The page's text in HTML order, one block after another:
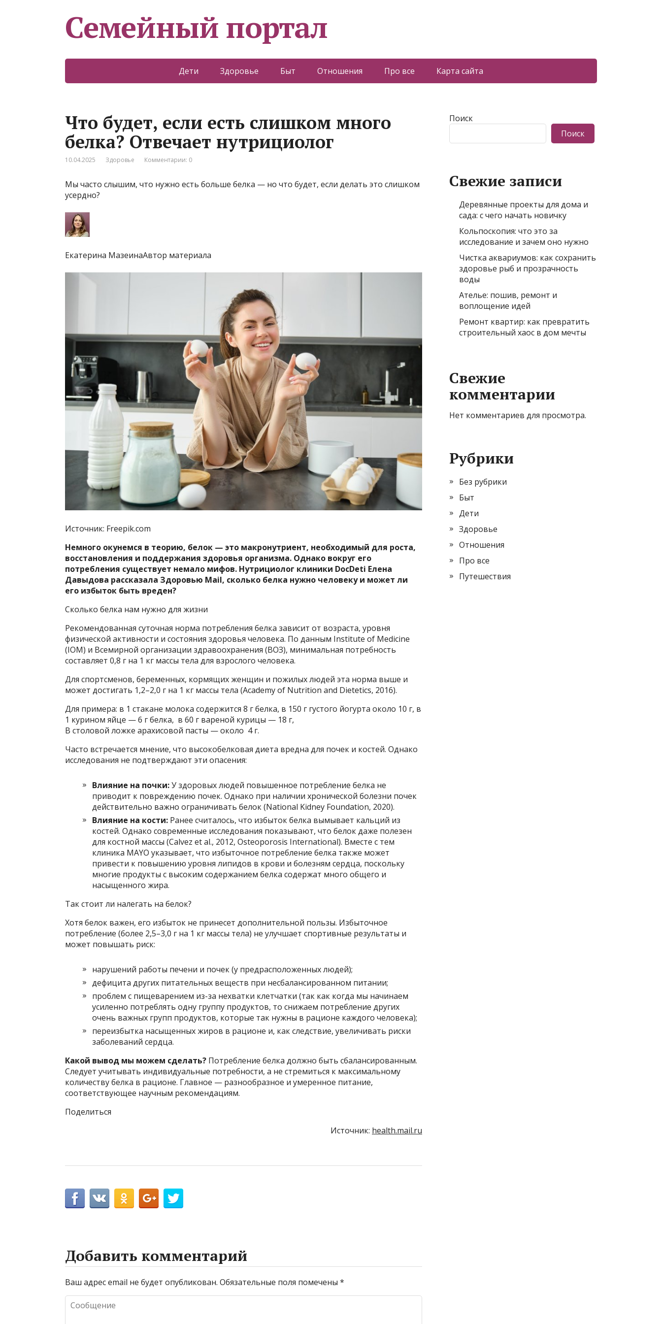
Семейный портал
Дети Здоровье Быт Отношения Про все Карта сайта
Что будет, если есть слишком много
белка? Отвечает нутрициолог
10.04.2025 Здоровье Комментарии: 0
Мы часто слышим, что нужно есть больше белка — но что будет, если делать это слишком
усердно?
Екатерина МазеинаАвтор материала
Источник: Freepik.com
Немного окунемся в теорию, белок — это макронутриент, необходимый для роста,
восстановления и поддержания здоровья организма. Однако вокруг его
потребления существует немало мифов. Нутрициолог клиники DocDeti Елена
Давыдова рассказала Здоровью Mail, сколько белка нужно человеку и может ли
его избыток быть вреден?
Сколько белка нам нужно для жизни
Рекомендованная суточная норма потребления белка зависит от возраста, уровня
физической активности и состояния здоровья человека. По данным Institute of Medicine
(IOM) и Всемирной организации здравоохранения (ВОЗ), минимальная потребность
составляет 0,8 г на 1 кг массы тела для взрослого человека.
Для спортсменов, беременных, кормящих женщин и пожилых людей эта норма выше и
может достигать 1,2–2,0 г на 1 кг массы тела (Academy of Nutrition and Dietetics, 2016).
Для примера: в 1 стакане молока содержится 8 г белка, в 150 г густого йогурта около 10 г, в
1 курином яйце — 6 г белка, в 60 г вареной курицы — 18 г,
В столовой ложке арахисовой пасты — около 4 г.
Часто встречается мнение, что высокобелковая диета вредна для почек и костей. Однако
исследования не подтверждают эти опасения:
Влияние на почки:У здоровых людей повышенное потребление белка не
приводит к повреждению почек. Однако при наличии хронической болезни почек
действительно важно ограничивать белок (National Kidney Foundation, 2020).
Влияние на кости: Ранее считалось, что избыток белка вымывает кальций из
костей. Однако современные исследования показывают, что белок даже полезен
для костной массы (Calvez et al., 2012, Osteoporosis International). Вместе с тем
клиника MAYO указывает, что избыточное потребление белка также может
привести к повышению уровня липидов в крови и болезням сердца, поскольку
многие продукты с высоким содержанием белка содержат много общего и
насыщенного жира.
Так стоит ли налегать на белок?
Хотя белок важен, его избыток не принесет дополнительной пользы. Избыточное
потребление (более 2,5–3,0 г на 1 кг массы тела) не улучшает спортивные результаты и
может повышать риск:
нарушений работы печени и почек (у предрасположенных людей);
дефицита других питательных веществ при несбалансированном питании;
проблем с пищеварением из-за нехватки клетчатки (так как когда мы начинаем
усиленно потреблять одну группу продуктов, то снижаем потребление других
очень важных групп продуктов, которые так нужны в рационе каждого человека);
переизбытка насыщенных жиров в рационе и, как следствие, увеличивать риски
заболеваний сердца.
Какой вывод мы можем сделать? Потребление белка должно быть сбалансированным.
Следует учитывать индивидуальные потребности, а не стремиться к максимальному
количеству белка в рационе. Главное — разнообразное и умеренное питание,
соответствующее научным рекомендациям.
Поделиться
Источник: health.mail.ru
Добавить комментарий
Ваш адрес email не будет опубликован. Обязательные поля помечены *
Поиск
Поиск
Свежие записи
Деревянные проекты для дома и
сада: с чего начать новичку
Кольпоскопия: что это за
исследование и зачем оно нужно
Чистка аквариумов: как сохранить
здоровье рыб и прозрачность
воды
Ателье: пошив, ремонт и
воплощение идей
Ремонт квартир: как превратить
строительный хаос в дом мечты
Свежие
комментарии
Нет комментариев для просмотра.
Рубрики
Без рубрики
Быт
Дети
Здоровье
Отношения
Про все
Путешествия